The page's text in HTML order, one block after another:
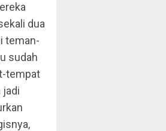
dua
teman-
sudah
tempat
jadi